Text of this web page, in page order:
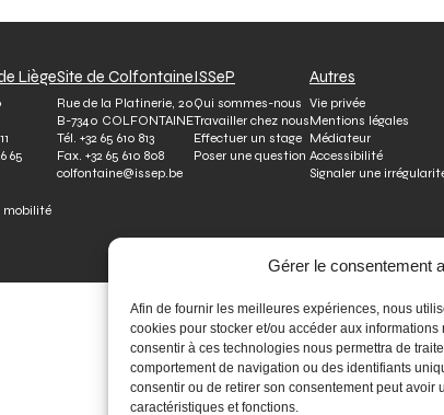
Gérer le consentement
Afin de fournir les meilleures expériences, nous
cookies pour stocker et/ou accéder aux
consentir à ces technologies nous permettra de
comportement de navigation ou des identifiants
consentir ou de retirer son consentement peut avoir
caractéristiques et fonctions.
Liège
65
mobilité
Site de Colfontaine
Rue de la Platinerie, 20
B-7340 COLFONTAINE
Tél. +32 65 610 813
Fax. +32 65 610 808
colfontaine@issep.be
ISSeP
Qui sommes-nous
Travailler chez nous
Effectuer un stage
Poser une question
Autres
Vie privée
Mentions légales
Médiateur
Accessibilité
Signaler une